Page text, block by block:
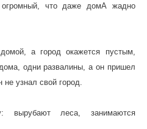
что даже домА жадно
а город окажется пустым,
одни развалины, а он пришел
узнал свой город.
леса, занимаются